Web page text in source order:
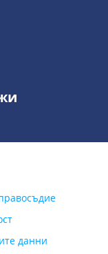
данни